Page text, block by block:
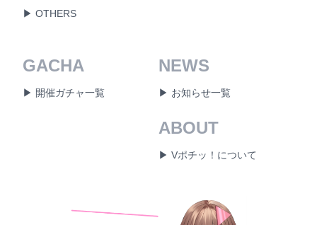
▶ OTHERS
GACHA
▶ 開催ガチャ一覧
NEWS
▶ お知らせ一覧
ABOUT
▶ Vポチッ！について